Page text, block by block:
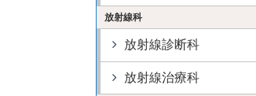
放射線科
放射線診断科
放射線治療科